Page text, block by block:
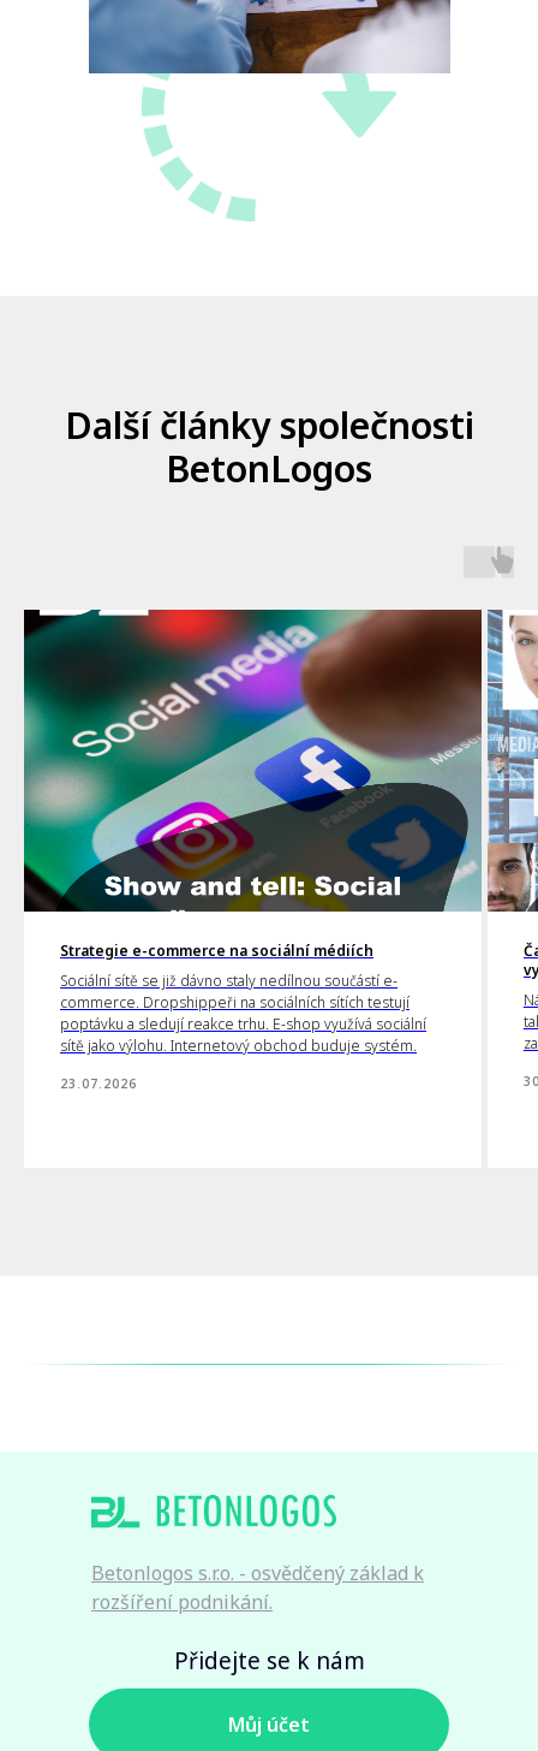
Další články společnosti
BetonLogos
Strategie e-commerce na sociální médiích
Sociální sítě se již dávno staly nedílnou součástí e-
commerce. Dropshippeři na sociálních sítích testují
poptávku a sledují reakce trhu. E-shop využívá sociální
sítě jako výlohu. Internetový obchod buduje systém.
23.07.2026
Přidejte se k nám
Мůj účet
Betonlogos s.r.o. - osvědčený základ k
rozšíření podnikání.